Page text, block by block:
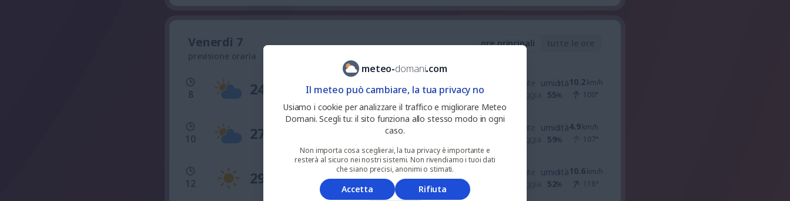
Venerdì 7
previsione oraria
ore principali
8 24 UV 1
parzialmente nuvoloso
niente
pioggia
umidità
55%
10.2km/h
100°
10 27 %
parzialmente nuvoloso
niente
pioggia
umidità
59%
4.9km/h
107°
12 29 UV 6
alquanto soleggiato
niente
pioggia
umidità
52%
10.6km/h
118°
meteo-domani.com
Il meteo può cambiare, la tua privacy no
Usiamo i cookie per analizzare il traffico e migliorare Meteo
Domani. Scegli tu: il sito funziona allo stesso modo in ogni
caso.
Non importa cosa sceglierai, la tua privacy è importante e
resterà al sicuro nei nostri sistemi. Non rivendiamo i tuoi dati
che siano precisi, anonimi o stimati.
Accetta
Rifiuta